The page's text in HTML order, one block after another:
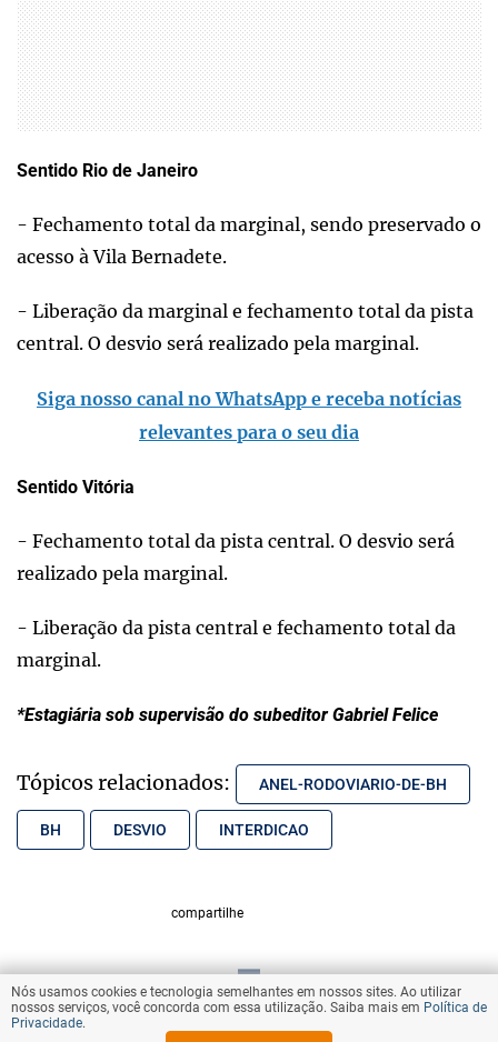
Sentido Rio de Janeiro
- Fechamento total da marginal, sendo preservado o
acesso à Vila Bernadete.
- Liberação da marginal e fechamento total da pista
central. O desvio será realizado pela marginal.
Siga nosso canal no WhatsApp e receba notícias
relevantes para o seu dia
Sentido Vitória
- Fechamento total da pista central. O desvio será
realizado pela marginal.
- Liberação da pista central e fechamento total da
marginal.
*Estagiária sob supervisão do subeditor Gabriel Felice
Tópicos relacionados: ANEL-RODOVIARIO-DE-BH
BH DESVIO INTERDICAO
compartilhe
VOLTAR AO TOPO
Nós usamos cookies e tecnologia semelhantes em nossos sites. Ao utilizar
nossos serviços, você concorda com essa utilização. Saiba mais em Política de
Privacidade.